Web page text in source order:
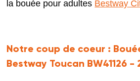
la bouée pour adultes Bestway
Notre coup de coeur :
Bestway Toucan BW41126 -